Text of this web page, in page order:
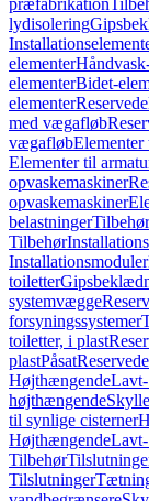
præfabrikation
lydisolering
elementer
elementerBidet-
elementer
med vægafløb
vægafløbElementer
Elementer til
opvaskemaskiner
opvaskemaskiner
belastningerTilbehør
Tilbehør
Installationsmoduler
toiletter
systemvægge
forsyningssystemer
toiletter, i plast
plastPåsat
Højthængende
højthængende
til synlige cisterner
Højthængende
Tilbehør
Tilslutninger